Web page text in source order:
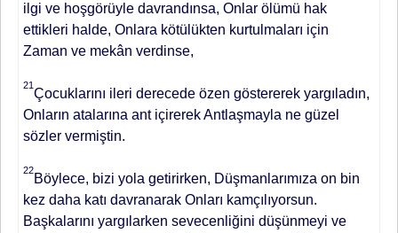
ilgi ve hoşgörüyle davrandınsa, Onlar ölümü hak
ettikleri halde, Onlara kötülükten kurtulmaları için
Zaman ve mekân verdinse,
21
Çocuklarını ileri derecede özen göstererek yargıladın,
Onların atalarına ant içirerek Antlaşmayla ne güzel
sözler vermiştin.
22
Böylece, bizi yola getirirken, Düşmanlarımıza on bin
kez daha katı davranarak Onları kamçılıyorsun.
Başkalarını yargılarken sevecenliğini düşünmeyi ve